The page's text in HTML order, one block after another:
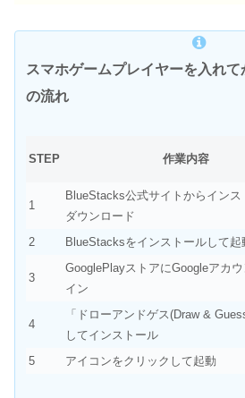
スマホゲームプレイヤーを入れ
の流れ
STEP 作業内容
1
BlueStacks公式サイトからインス
ダウンロード
2 BlueStacksをインストールして起
3
GooglePlayストアにGoogleアカ
イン
4
「ドローアンドゲス(Draw &
してインストール
5 アイコンをクリックして起動